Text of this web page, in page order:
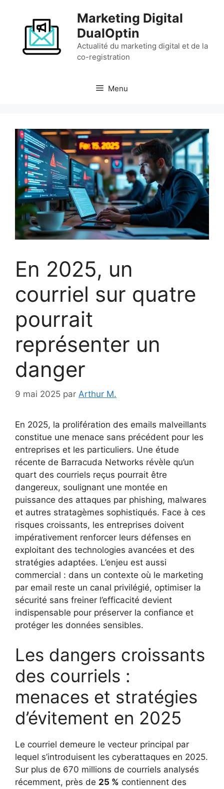
contenu
Marketing Digital
DualOptin
Actualité du marketing digital et de la
co-registration
Menu
En 2025, un
courriel sur quatre
pourrait
représenter un
danger
9 mai 2025 par Arthur M.
En 2025, la prolifération des emails malveillants
constitue une menace sans précédent pour les
entreprises et les particuliers. Une étude
récente de Barracuda Networks révèle qu’un
quart des courriels reçus pourrait être
dangereux, soulignant une montée en
puissance des attaques par phishing, malwares
et autres stratagèmes sophistiqués. Face à ces
risques croissants, les entreprises doivent
impérativement renforcer leurs défenses en
exploitant des technologies avancées et des
stratégies adaptées. L’enjeu est aussi
commercial : dans un contexte où le marketing
par email reste un canal privilégié, optimiser la
sécurité sans freiner l’efficacité devient
indispensable pour préserver la confiance et
protéger les données sensibles.
Les dangers croissants
des courriels :
menaces et stratégies
d’évitement en 2025
Le courriel demeure le vecteur principal par
lequel s’introduisent les cyberattaques en 2025.
Sur plus de 670 millions de courriels analysés
récemment, près de 25 % contiennent des